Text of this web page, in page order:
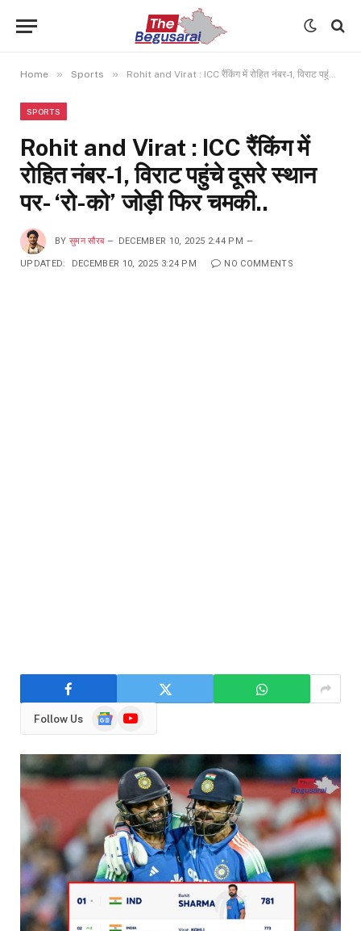
Home » Sports » Rohit and Virat : ICC रैंकिंग में रोहित नंबर-1, विराट पहुंचे दूसरे स्थान पर- ‘रो-को’ जोड़ी फिर चमकी..
SPORTS
Rohit and Virat : ICC रैंकिंग में
रोहित नंबर-1, विराट पहुंचे दूसरे स्थान
पर- ‘रो-को’ जोड़ी फिर चमकी..
BY सुमन सौरब DECEMBER 10, 2025 2:44 PM
UPDATED: DECEMBER 10, 2025 3:24 PM NO COMMENTS
Follow Us
GoogleYouTube